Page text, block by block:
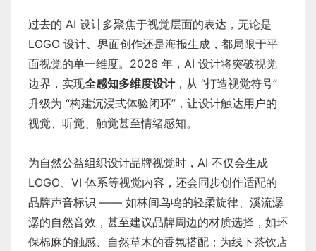
过去的 AI 设计多聚焦于视觉层面的表达，无论是
LOGO 设计、界面创作还是海报生成，都局限于平
面视觉的单一维度。2026 年，AI 设计将突破视觉
边界，实现全感知多维度设计，从 “打造视觉符号”
升级为 “构建沉浸式体验闭环”，让设计触达用户的
视觉、听觉、触觉甚至情绪感知。
为自然公益组织设计品牌视觉时，AI 不仅会生成
LOGO、VI 体系等视觉内容，还会同步创作适配的
品牌声音标识 —— 如林间鸟鸣的轻柔旋律、溪流潺
潺的自然音效，甚至建议品牌周边的材质选择，如环
保棉麻的触感、自然草木的香氛搭配；为线下茶饮店